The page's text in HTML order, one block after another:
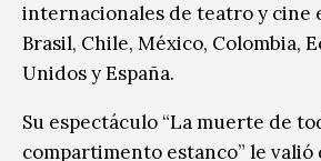
internacionales de teatro y cine
Brasil, Chile, México, Colombia,
Unidos y España.
Su espectáculo “La muerte de
compartimento estanco” le valió